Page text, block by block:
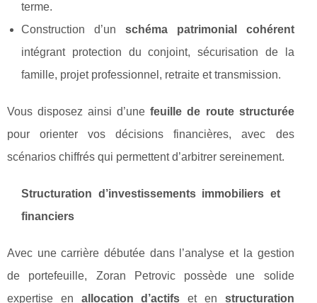
terme.
Construction d’un schéma patrimonial cohérent
intégrant protection du conjoint, sécurisation de la
famille, projet professionnel, retraite et transmission.
Vous disposez ainsi d’unefeuille de route structurée
pour orienter vos décisions financières, avec des
scénarios chiffrés qui permettent d’arbitrer sereinement.
Structuration d’investissements immobiliers et
financiers
Avec une carrière débutée dans l’analyse et la gestion
de portefeuille, Zoran Petrovic possède une solide
expertise en allocation d’actifs et en structuration